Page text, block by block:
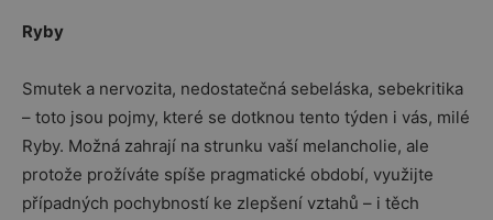
Ryby
Smutek a nervozita, nedostatečná sebeláska, sebekritika
– toto jsou pojmy, které se dotknou tento týden i vás, milé
Ryby. Možná zahrají na strunku vaší melancholie, ale
protože prožíváte spíše pragmatické období, využijte
případných pochybností ke zlepšení vztahů – i těch